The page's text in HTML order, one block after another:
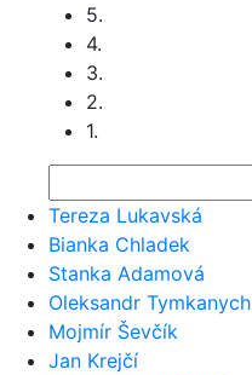
5.
4.
3.
2.
1.
Tereza Lukavská
Bianka Chladek
Stanka Adamová
Oleksandr Tymkanych
Mojmír Ševčík
Jan Krejčí